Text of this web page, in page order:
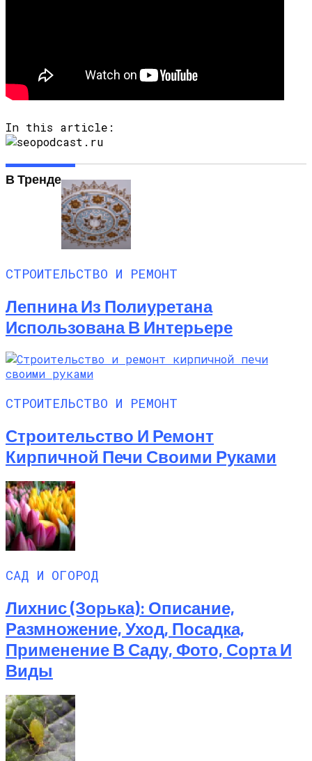
In this article:
В Тренде
СТРОИТЕЛЬСТВО И РЕМОНТ
Лепнина Из Полиуретана
Использована В Интерьере
СТРОИТЕЛЬСТВО И РЕМОНТ
Строительство И Ремонт
Кирпичной Печи Своими Руками
САД И ОГОРОД
Лихнис (Зорька): Описание,
Размножение, Уход, Посадка,
Применение В Саду, Фото, Сорта И
Виды